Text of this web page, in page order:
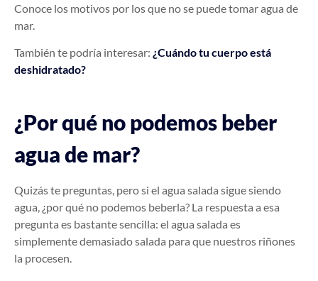
Conoce los motivos por los que no se puede tomar agua de
mar.
También te podría interesar: ¿Cuándo tu cuerpo está
deshidratado?
¿Por qué no podemos beber
agua de mar?
Quizás te preguntas, pero si el agua salada sigue siendo
agua, ¿por qué no podemos beberla? La respuesta a esa
pregunta es bastante sencilla: el agua salada es
simplemente demasiado salada para que nuestros riñones
la procesen.